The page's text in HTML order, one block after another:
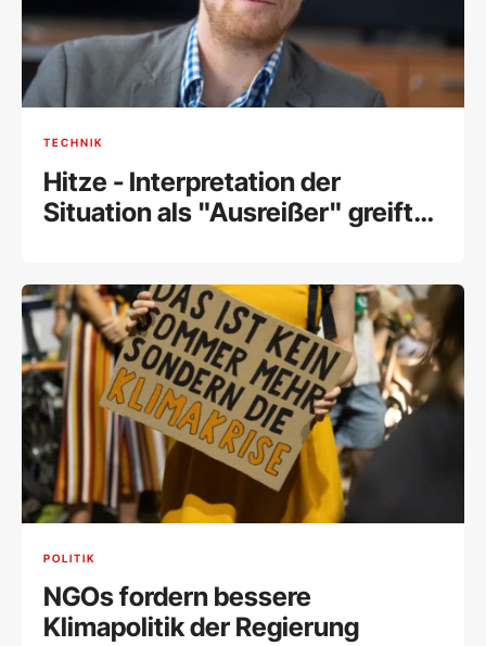
TECHNIK
Hitze - Interpretation der
Situation als "Ausreißer" greift
POLITIK
NGOs fordern bessere
Klimapolitik der Regierung